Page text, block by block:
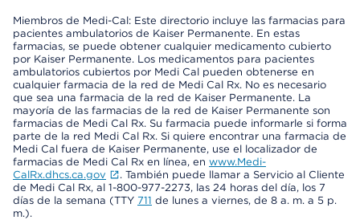
Miembros de Medi-Cal: Este directorio incluye las farmacias para
pacientes ambulatorios de Kaiser Permanente. En estas
farmacias, se puede obtener cualquier medicamento cubierto
por Kaiser Permanente. Los medicamentos para pacientes
ambulatorios cubiertos por Medi Cal pueden obtenerse en
cualquier farmacia de la red de Medi Cal Rx. No es necesario
que sea una farmacia de la red de Kaiser Permanente. La
mayoría de las farmacias de la red de Kaiser Permanente son
farmacias de Medi Cal Rx. Su farmacia puede informarle si forma
parte de la red Medi Cal Rx. Si quiere encontrar una farmacia de
Medi Cal fuera de Kaiser Permanente, use el localizador de
farmacias de Medi Cal Rx en línea, en www.Medi-
CalRx.dhcs.ca.gov
. También puede llamar a Servicio al Cliente
de Medi Cal Rx, al 1-800-977-2273, las 24 horas del día, los 7
días de la semana (TTY 711 de lunes a viernes, de 8 a. m. a 5 p.
m.).